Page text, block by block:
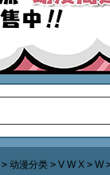
> 动漫分类 > V W X > W